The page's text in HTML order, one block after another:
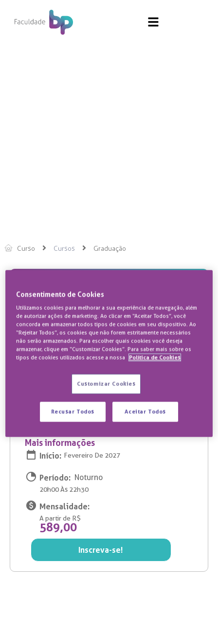
Curso Cursos Graduação
O curso de Gestão Hospitalar forma profissionais
preparados para atuar na gestão estratégica de
hospitais, clínicas e serviços de saúde, unindo
visão administrativa, liderança e excelência
operacional.
Transforme-se em um líder na área da saúde em apenas
três anos! Com o curso de Gestão Hospitalar, você
equipes e impulsionar a eficiência em hospitais, clínicas
e laboratórios. Invista em uma carreira essencial e de
rápido crescimento e seja o profissional que o mercado
Mais informações
Início: Fevereiro De 2027
Período: Noturno
20h00 Às 22h30
Mensalidade:
A partir de R$
589,00
Inscreva-se!
Consentimento de Cookies
Utilizamos cookies para melhorar a sua experiência de navegação, além
de autorizar ações de marketing. Ao clicar em “Aceitar Todos”, você
concorda em armazenar todos tipos de cookies em seu dispositivo. Ao
“Rejeitar Todos”, os cookies que não forem estritamente necessários
não serão armazenados. Para escolher quais cookies você deseja
armazenar, clique em “Customizar Cookies”. Para saber mais sobre os
tipos de cookies utilizados acesse a nossa
Política de Cookies
Customizar Cookies
Recusar Todos Aceitar Todos